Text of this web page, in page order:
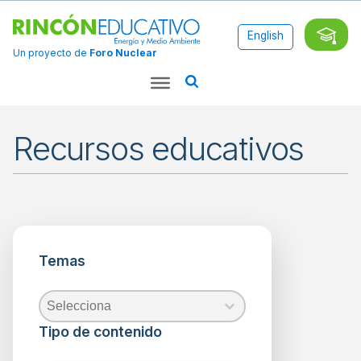
Un proyecto de Foro Nuclear
English
Recursos educativos
Combustibles
Energía
Energía
Nuclear
Energías
Temas
Temas
Temas
Temas
Tipo de contenido